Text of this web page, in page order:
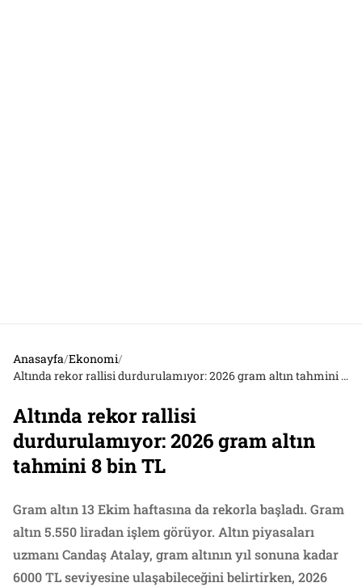
Anasayfa/Ekonomi/
Altında rekor rallisi durdurulamıyor: 2026 gram altın tahmini 8 bin TL
Altında rekor rallisi
durdurulamıyor: 2026 gram altın
tahmini 8 bin TL
Gram altın 13 Ekim haftasına da rekorla başladı. Gram
altın 5.550 liradan işlem görüyor. Altın piyasaları
uzmanı Candaş Atalay, gram altının yıl sonuna kadar
6000 TL seviyesine ulaşabileceğini belirtirken, 2026